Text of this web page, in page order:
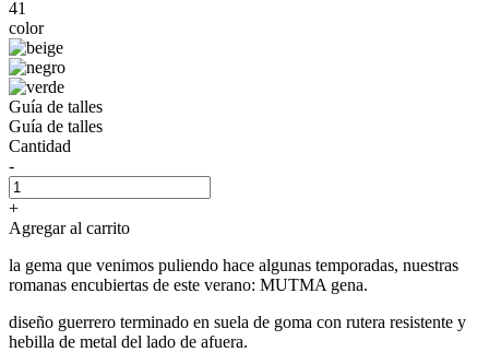
41
color
Guía de talles
Guía de talles
Cantidad
-
+
Agregar al carrito
la gema que venimos puliendo hace algunas temporadas, nuestras
romanas encubiertas de este verano: MUTMA gena.
diseño guerrero terminado en suela de goma con rutera resistente y
hebilla de metal del lado de afuera.